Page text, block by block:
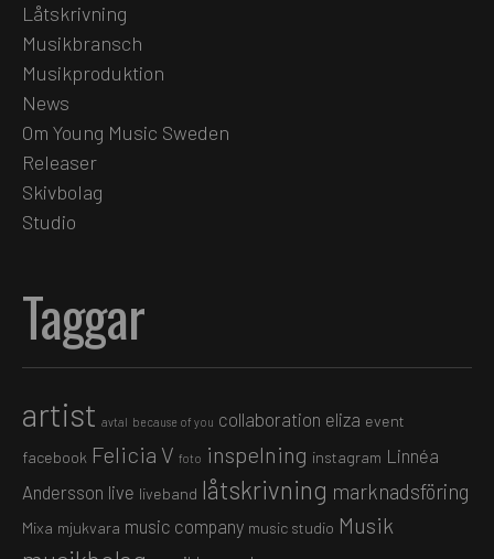
Låtskrivning
Musikbransch
Musikproduktion
News
Om Young Music Sweden
Releaser
Skivbolag
Studio
Taggar
artist avtal because of you collaboration eliza event
facebook Felicia V foto inspelning instagram Linnéa
Andersson live liveband låtskrivning marknadsföring
Mixa mjukvara music company music studio Musik